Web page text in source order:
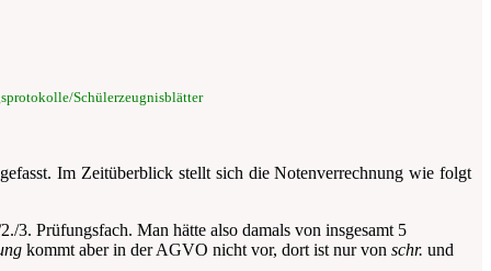
Schülerzeugnisblätter
Im Zeitüberblick stellt sich die Notenverrechnung wie folgt
3. Prüfungsfach. Man hätte also damals von insgesamt 5
kommt aber in der AGVO nicht vor, dort ist nur von schr. und